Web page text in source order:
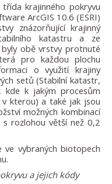
krajinného pokryvu
ArcGIS 10.6 (ESRI)
znázorňující krajinný
katastru a ze
obě vrstvy protnuté
pro každou plochu
o využití krajiny
setů (Stabilní katastr,
kde k jakým procesům
kterou) a také jak jsou
možných kombinací
s rozlohou větší než 0,2
ve vybraných biotopech
a jejich kódy